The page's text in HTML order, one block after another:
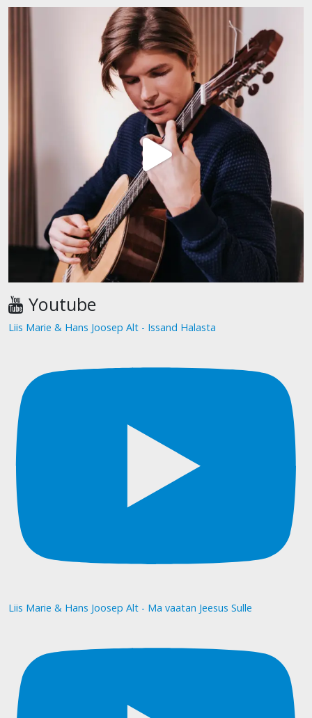
Youtube
Liis Marie & Hans Joosep Alt - Issand Halasta
Liis Marie & Hans Joosep Alt - Ma vaatan Jeesus Sulle